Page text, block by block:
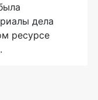
дела
ресурсе